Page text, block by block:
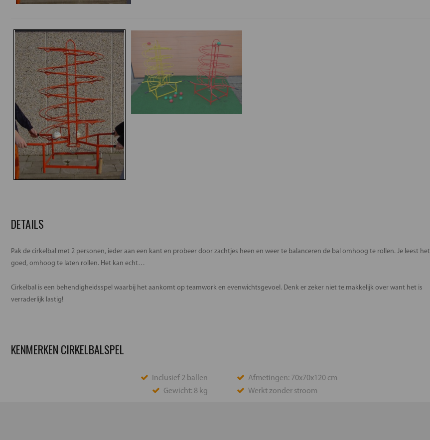
DETAILS
Pak de cirkelbal met 2 personen, ieder aan een kant en probeer door zachtjes heen en weer te balanceren de bal omhoog te rollen. Je leest het
goed, omhoog te laten rollen. Het kan echt…
Cirkelbal is een behendigheidsspel waarbij het aankomt op teamwork en evenwichtsgevoel. Denk er zeker niet te makkelijk over want het is
verraderlijk lastig!
KENMERKEN CIRKELBALSPEL
Inclusief 2 ballen
Afmetingen: 70x70x120 cm
Gewicht: 8 kg
Werkt zonder stroom